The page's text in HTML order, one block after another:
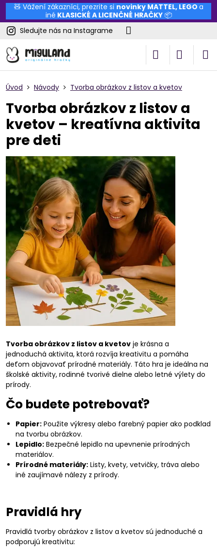
🧸 Vážení zákazníci, prezrite si novinky MATTEL, LEGO a
iné KLASICKÉ A LICENČNÉ HRAČKY📦
Sledujte nás na Instagrame
Úvod Návody Tvorba obrázkov z listov a kvetov
Tvorba obrázkov z listov a
kvetov – kreatívna aktivita
pre deti
Tvorba obrázkov z listov a kvetov je krásna a
jednoduchá aktivita, ktorá rozvíja kreativitu a pomáha
deťom objavovať prírodné materiály. Táto hra je ideálna na
školské aktivity, rodinné tvorivé dielne alebo letné výlety do
prírody.
Čo budete potrebovať?
Papier: Použite výkresy alebo farebný papier ako podklad
na tvorbu obrázkov.
Lepidlo: Bezpečné lepidlo na upevnenie prírodných
materiálov.
Prírodné materiály: Listy, kvety, vetvičky, tráva alebo
iné zaujímavé nálezy z prírody.
Pravidlá hry
Pravidlá tvorby obrázkov z listov a kvetov sú jednoduché a
podporujú kreativitu: